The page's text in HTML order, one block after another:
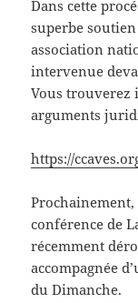
Dans cette
superbe
association
intervenue
Vous trouverez
arguments
https://
conférence de
récemment
accompagnée
du Dimanche.